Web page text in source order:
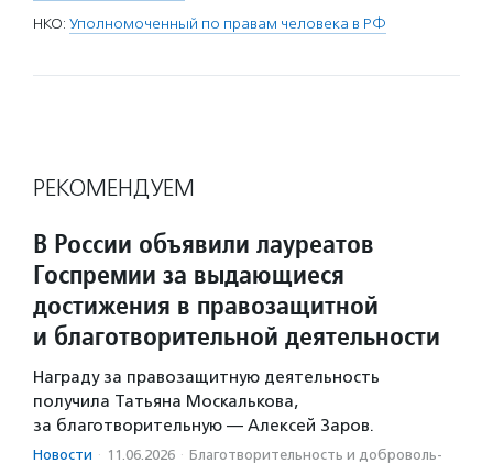
НКО: Уполномоченный по правам человека в РФ
РЕКОМЕНДУЕМ
В России объявили лауреатов
Госпремии за выдающиеся
достижения в правозащитной
и благотворительной деятельности
Награду за правозащитную деятельность
получила Татьяна Москалькова,
за благотворительную — Алексей Заров.
Новости · 11.06.2026 · Благотвори­тель­ность и доброволь­